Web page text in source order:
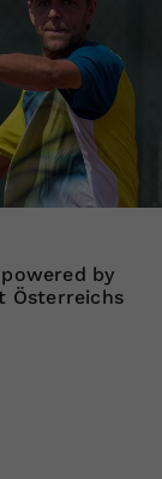
by
Österreichs